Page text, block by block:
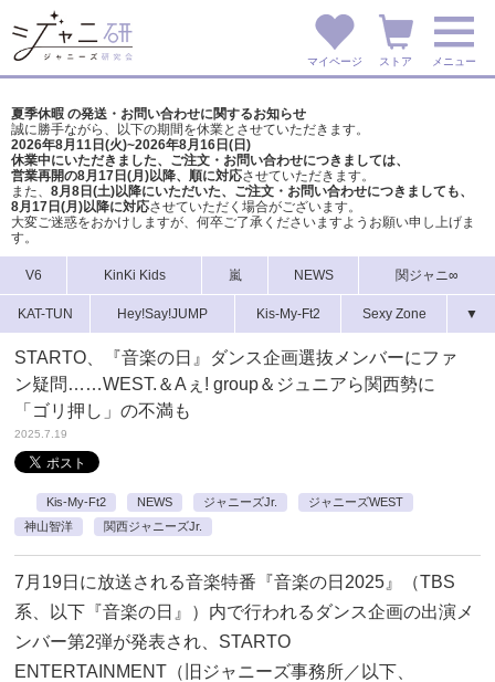
マイページ ストア メニュー
夏季休暇 の発送・お問い合わせに関するお知らせ
誠に勝手ながら、以下の期間を休業とさせていただきます。
2026年8月11日(火)~2026年8月16日(日)
休業中にいただきました、ご注文・お問い合わせにつきましては、
営業再開の8月17日(月)以降、順に対応させていただきます。
また、 8月8日(土)以降にいただいた、ご注文・ お問い合わせにつきましても、
8月17日(月)以降に対応させていただく場合がございます。
大変ご迷惑をおかけしますが、 何卒ご了承くださいますようお願い申し上げま
す。
V6 KinKi Kids 嵐 NEWS 関ジャニ∞
KAT-TUN Hey!Say!JUMP Kis-My-Ft2 Sexy Zone ▼
STARTO、『音楽の日』ダンス企画選抜メンバーにファ
ン疑問……WEST.＆Aぇ! group＆ジュニアら関西勢に
「ゴリ押し」の不満も
2025.7.19
Kis-My-Ft2 NEWS ジャニーズJr.
ジャニーズWEST
神山智洋
関西ジャニーズJr.
7月19日に放送される音楽特番『音楽の日2025』（TBS
系、以下『音楽の日』）内で行われるダンス企画の出演メ
ンバー第2弾が発表され、STARTO
ENTERTAINMENT（旧ジャニーズ事務所／以下、